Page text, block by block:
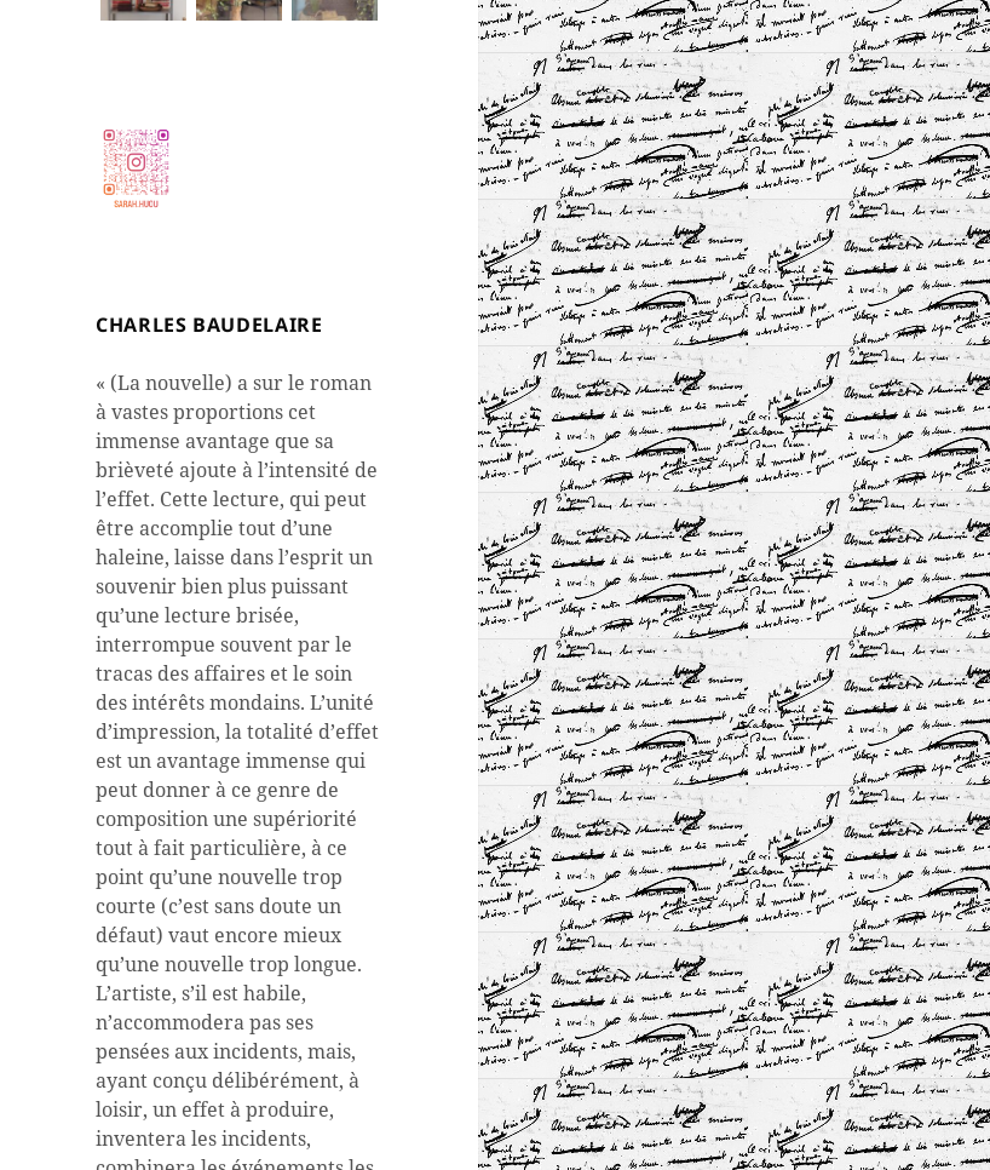
CHARLES BAUDELAIRE
« (La nouvelle) a sur le roman
à vastes proportions cet
immense avantage que sa
brièveté ajoute à l’intensité de
l’effet. Cette lecture, qui peut
être accomplie tout d’une
haleine, laisse dans l’esprit un
souvenir bien plus puissant
qu’une lecture brisée,
interrompue souvent par le
tracas des affaires et le soin
des intérêts mondains. L’unité
d’impression, la totalité d’effet
est un avantage immense qui
peut donner à ce genre de
composition une supériorité
tout à fait particulière, à ce
point qu’une nouvelle trop
courte (c’est sans doute un
défaut) vaut encore mieux
qu’une nouvelle trop longue.
L’artiste, s’il est habile,
n’accommodera pas ses
pensées aux incidents, mais,
ayant conçu délibérément, à
loisir, un effet à produire,
inventera les incidents,